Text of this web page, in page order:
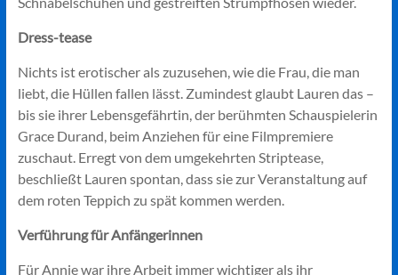
Dress-tease
Nichts ist erotischer als zuzusehen, wie die Frau, die man
liebt, die Hüllen fallen lässt. Zumindest glaubt Lauren das –
bis sie ihrer Lebensgefährtin, der berühmten Schauspielerin
Grace Durand, beim Anziehen für eine Filmpremiere
zuschaut. Erregt von dem umgekehrten Striptease,
beschließt Lauren spontan, dass sie zur Veranstaltung auf
dem roten Teppich zu spät kommen werden.
Verführung für Anfängerinnen
Für Annie war ihre Arbeit immer wichtiger als ihr